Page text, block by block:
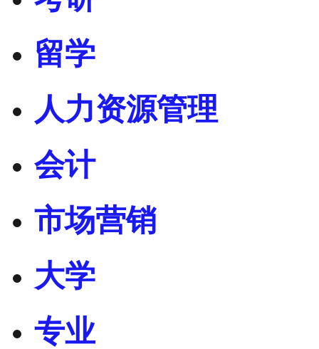
留学
人力资源管理
会计
市场营销
大学
专业